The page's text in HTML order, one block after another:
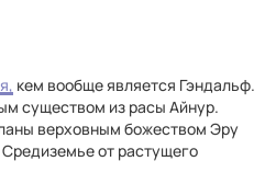
кем вообще является Гэндальф.
существом из расы Айнур.
верховным божеством Эру
от растущего